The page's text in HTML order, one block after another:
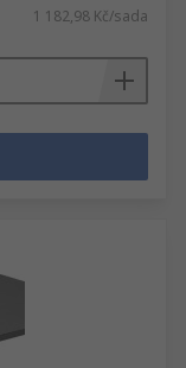
1 182,98 Kč/sada